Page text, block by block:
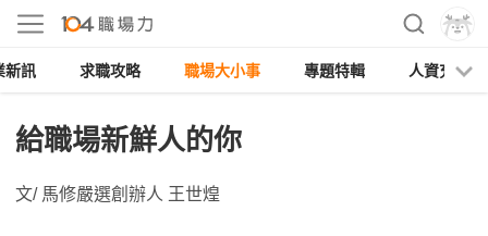
新訊 求職攻略 職場大小事 專題特輯 人資充電
給職場新鮮人的你
文/ 馬修嚴選創辦人 王世煌